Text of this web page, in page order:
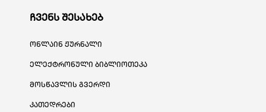
ჩვენს შესახებ
ონლაინ ჟურნალი
ელექტრონული ბიბლიოთეკა
მოსწავლის გვერდი
კათედრები